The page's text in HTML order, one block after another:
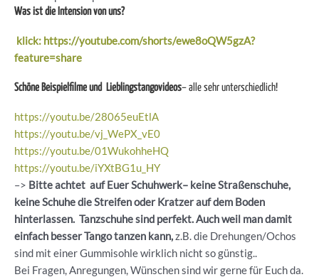
Was ist die Intension von uns?
klick: https://youtube.com/shorts/ewe8oQW5gzA?
feature=share
Schöne Beispielfilme und Lieblingstangovideos– alle sehr unterschiedlich!
https://youtu.be/28065euEtlA
https://youtu.be/vj_WePX_vE0
https://youtu.be/01WukohheHQ
https://youtu.be/iYXtBG1u_HY
–> Bitte achtet auf Euer Schuhwerk– keine Straßenschuhe,
keine Schuhe die Streifen oder Kratzer auf dem Boden
hinterlassen. Tanzschuhe sind perfekt. Auch weil man damit
einfach besser Tango tanzen kann,z.B. die Drehungen/Ochos
sind mit einer Gummisohle wirklich nicht so günstig..
Bei Fragen, Anregungen, Wünschen sind wir gerne für Euch da.